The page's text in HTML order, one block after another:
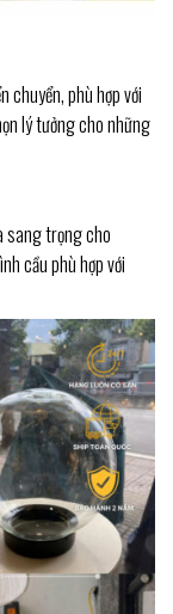
chuyển, phù hợp với
lý tưởng cho những
sang trọng cho
cầu phù hợp với